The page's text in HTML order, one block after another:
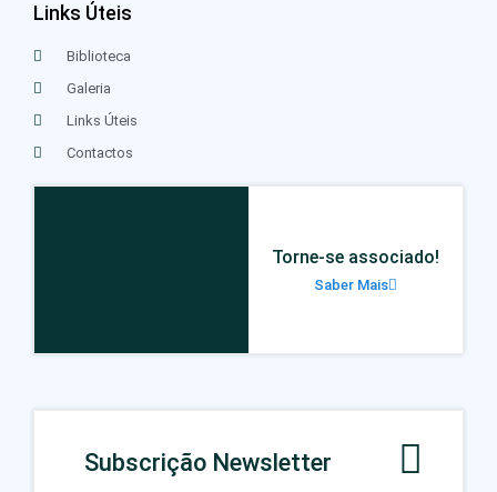
Links Úteis
Biblioteca
Galeria
Links Úteis
Contactos
Torne-se associado!
Saber Mais
Subscrição Newsletter